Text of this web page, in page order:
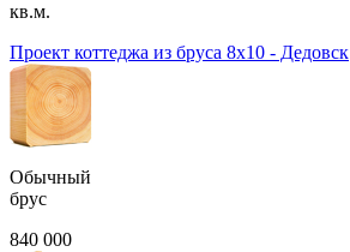
кв.м.
Проект коттеджа из бруса 8х10 - Дедовск
Обычный
брус
840 000